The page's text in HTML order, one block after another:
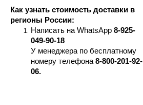
Как узнать стоимость доставки в
регионы России:
Написать на WhatsApp 8-925-
049-90-18
У менеджера по бесплатному
номеру телефона 8-800-201-92-
06.